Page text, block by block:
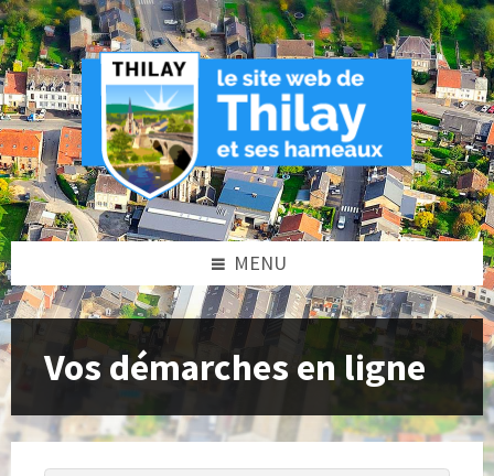
Skip
to
content
Skip
to
left
sidebar
Skip
to
footer
MENU
Vos démarches en ligne